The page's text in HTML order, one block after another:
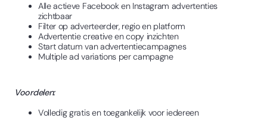
Alle actieve Facebook en Instagram advertenties
zichtbaar
Filter op adverteerder, regio en platform
Advertentie creative en copy inzichten
Start datum van advertentiecampagnes
Multiple ad variations per campagne
Voordelen:
Volledig gratis en toegankelijk voor iedereen